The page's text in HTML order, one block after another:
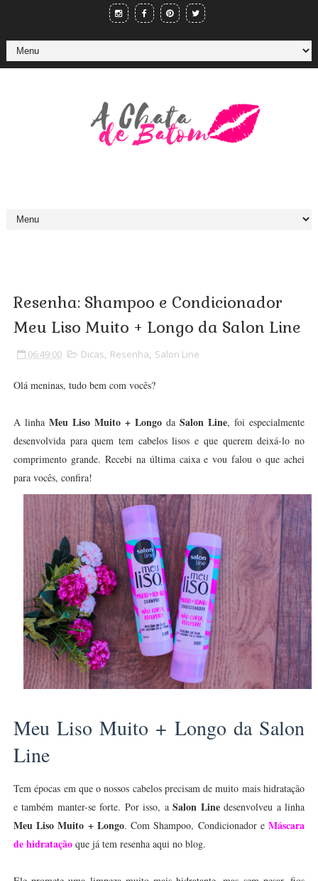
Resenha: Shampoo e Condicionador
Meu Liso Muito + Longo da Salon Line
06:49:00 Dicas, Resenha, Salon Line
Olá meninas, tudo bem com vocês?
A linha Meu Liso Muito + LongodaSalon Line, foi especialmente
desenvolvida para quem tem cabelos lisos e que querem deixá-lo no
comprimento grande. Recebi na última caixa e vou falou o que achei
para vocês, confira!
Meu Liso Muito + Longo da Salon
Line
Tem épocas em que o nossos cabelos precisam de muito mais hidratação
e também manter-se forte. Por isso, aSalon Linedesenvolveu a linha
Meu Liso Muito + Longo. Com Shampoo, Condicionador eMáscara
de hidrataçãoque já tem resenha aqui no blog.